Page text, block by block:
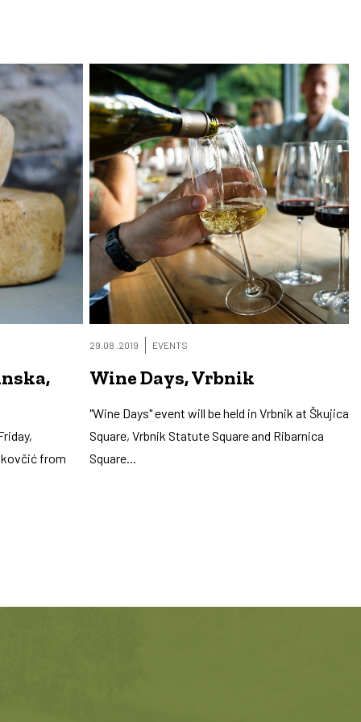
from
29.08 .2019 EVENTS
Wine Days, Vrbnik
"Wine Days" event will be held in Vrbnik at Škujica
Square, Vrbnik Statute Square and Ribarnica
Square...